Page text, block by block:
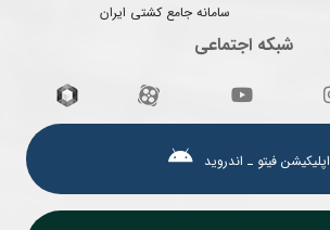
سامانه جامع کشتی ایران
شبکه اجتماعی
اپلیکیشن فیتو ـ اندروید